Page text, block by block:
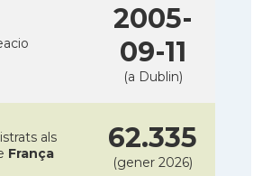
2005-
09-11
(a Dublin)
als
França 62.335
(gener 2026)